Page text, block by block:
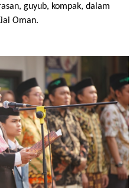
guyub, kompak, dalam
Oman.